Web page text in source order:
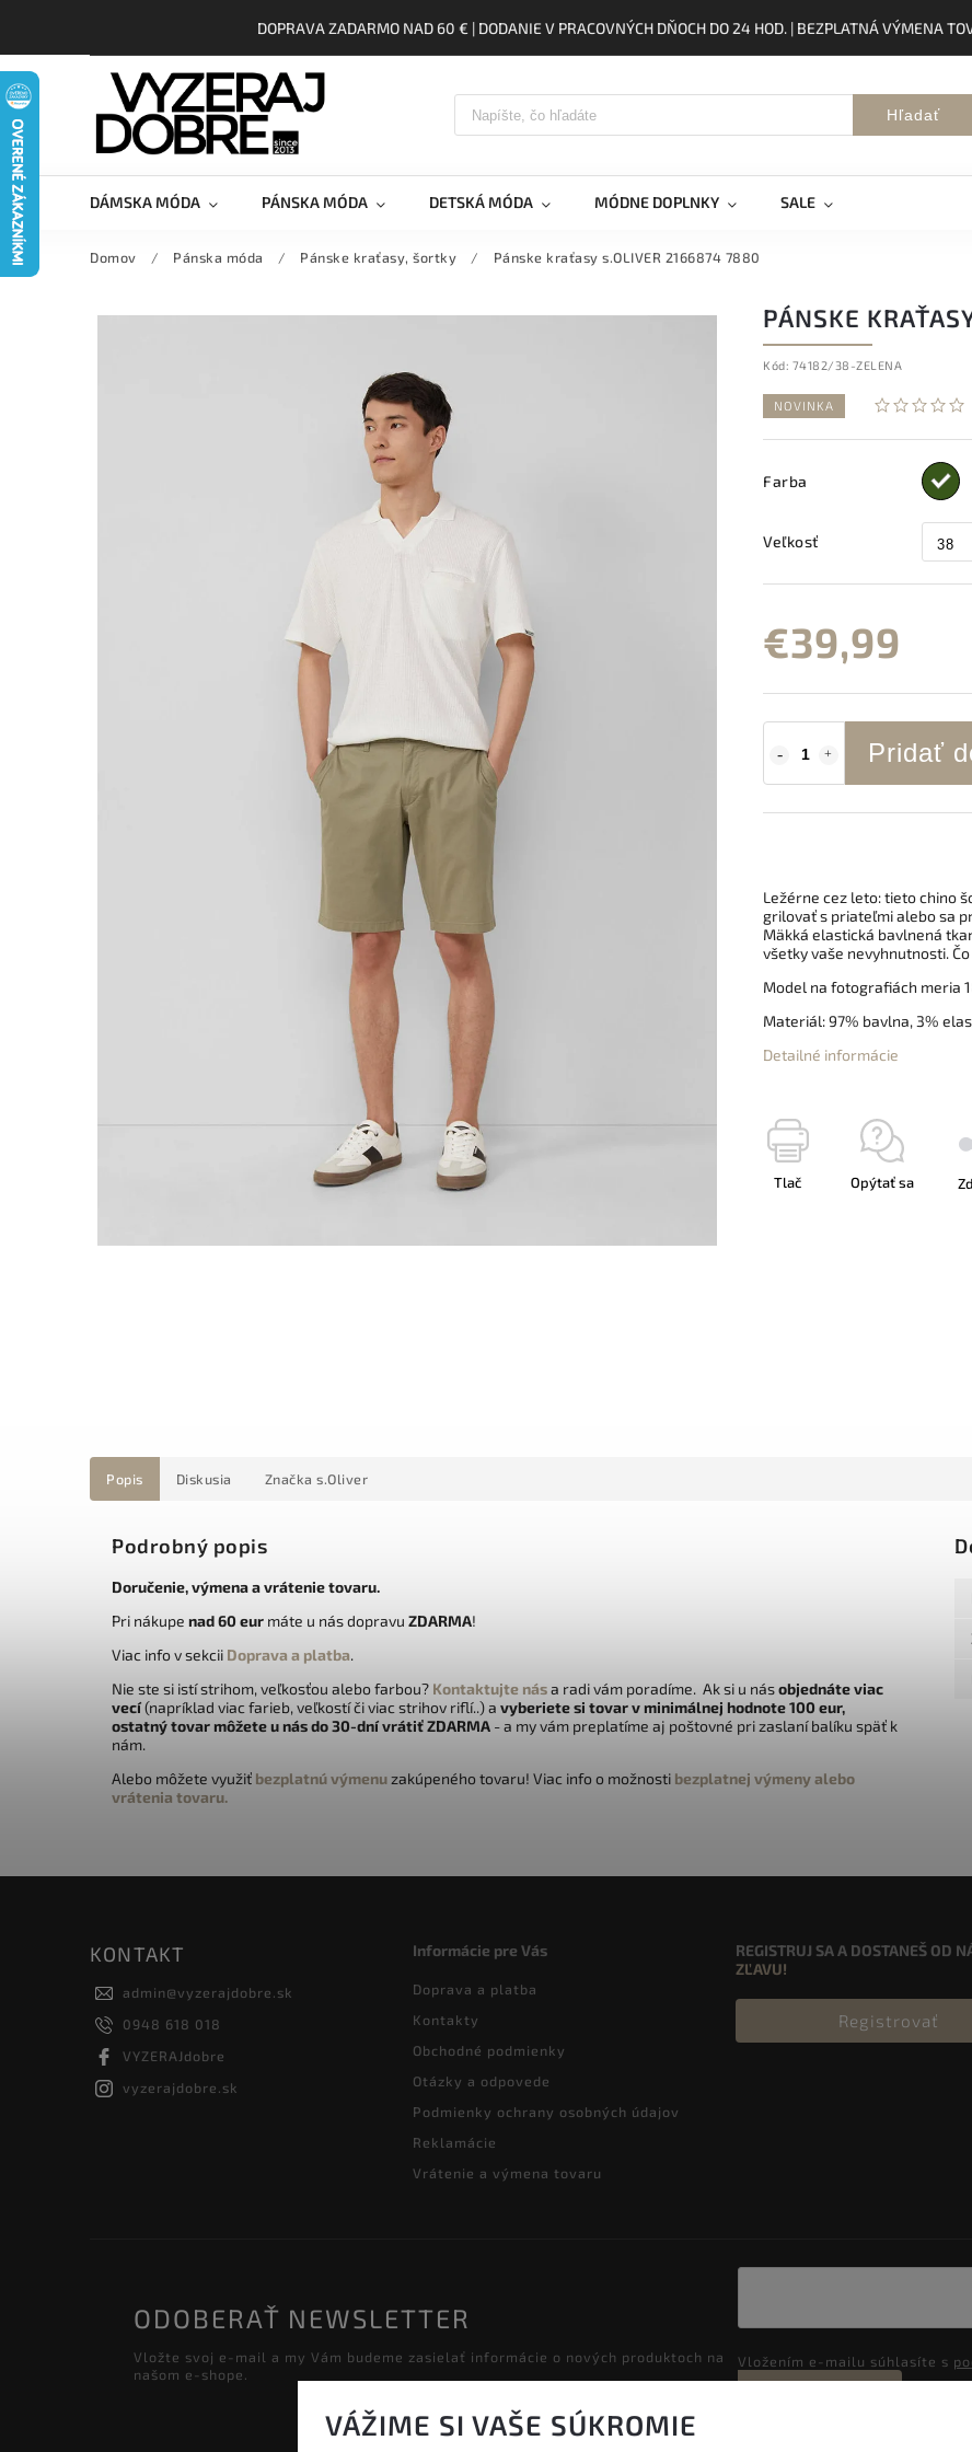
VÁŽIME SI VAŠE SÚKROMIE
DOPRAVA ZADARMO NAD 60 € | DODANIE V PRACOVNÝCH DŇOCH DO 24 HOD. | BEZPLATNÁ VÝMENA
Hľadať
DÁMSKA MÓDA PÁNSKA MÓDA DETSKÁ MÓDA MÓDNE DOPLNKY SALE
Domov / Pánska móda / Pánske kraťasy, šortky / Pánske kraťasy s.OLIVER 2166874 7880
PÁNSKE
Kód: 74182/38-ZELENA
NOVINKA
Farba
Veľkosť
€39,99
Pridať
Ležérne cez leto: tieto chino
grilovať s priateľmi alebo sa
Mäkká elastická bavlnená
všetky vaše nevyhnutnosti.
Model na fotografiách meria
Materiál: 97% bavlna, 3%
Detailné informácie
Tlač Opýtať sa
Popis Diskusia Značka s.Oliver
Podrobný popis
Doručenie, výmena a vrátenie tovaru.
Pri nákupe nad 60 eur máte u nás dopravu ZDARMA!
Viac info v sekcii Doprava a platba.
Nie ste si istí strihom, veľkosťou alebo farbou? Kontaktujte nása radi vám poradíme. Ak si u násobjednáte viac
vecí(napríklad viac farieb, veľkostí či viac strihov riflí..) a vyberiete si tovar v minimálnej hodnote 100 eur,
ostatný tovar môžete u nás do 30-dní vrátiťZDARMA - a my vám preplatíme aj poštovné pri zaslaní balíku späť k
nám.
Alebo môžete využiť bezplatnú výmenuzakúpeného tovaru! Viac info o možnosti bezplatnej výmeny alebo
vrátenia tovaru.
KONTAKT
admin@vyzerajdobre.sk
0948 618 018
VYZERAJdobre
vyzerajdobre.sk
Informácie pre Vás
Doprava a platba
Kontakty
Obchodné podmienky
Otázky a odpovede
Podmienky ochrany osobných údajov
Reklamácie
Vrátenie a výmena tovaru
REGISTRUJ SA A DOSTANEŠ OD
ZĽAVU!
Registrovať
ODOBERAŤ NEWSLETTER
Vložte svoj e-mail a my Vám budeme zasielať informácie o nových produktoch na
našom e-shope.
Vložením e-mailu súhlasíte s